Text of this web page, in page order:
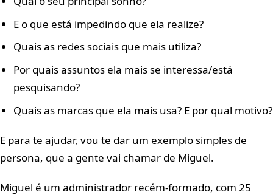
E o que está impedindo que ela realize?
Quais as redes sociais que mais utiliza?
Por quais assuntos ela mais se interessa/está
pesquisando?
Quais as marcas que ela mais usa? E por qual motivo?
E para te ajudar, vou te dar um exemplo simples de
persona, que a gente vai chamar de Miguel.
Miguel é um administrador recém-formado, com 25